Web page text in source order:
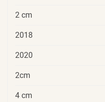
2 cm
2018
2020
2cm
4 cm